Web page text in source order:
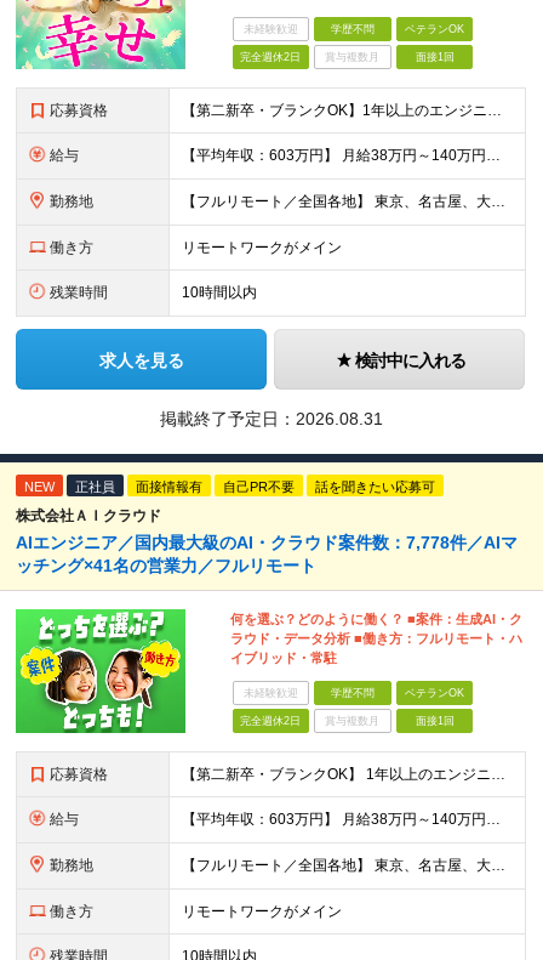
未経験歓迎 学歴不問 ベテランOK
完全週休2日 賞与複数月 面接1回
応募資格 【第二新卒・ブランクOK】1年以上のエンジニア経験がある方(開発・インフラ・工程・言語一切不問） 文理・学歴不問 【歓迎条件】 ◆AI・クラウド案件に参画したい方 ◆下流工程から上流工程へステップア
給与 【平均年収：603万円】 月給38万円～140万円＋諸手当（経験者） 【平均年収603万円】 ※案件の契約内容や昇給額などはすべて開示します。 ※経験や能力を考慮し決定します。 ※月給には固定残業
勤務地 【フルリモート／全国各地】 東京、名古屋、大阪、福岡を中心とした全国のプロジェクトにアサイン。 ※プロジェクトは完全選択制です。 ※フルリモート、ハイブリッド型、常駐案件から自由に選択可能です。 ※転
働き方 リモートワークがメイン
残業時間 10時間以内
求人を見る 検討中に入れる
掲載終了予定日： 2026.08.31
NEW 正社員 面接情報有 自己PR不要 話を聞きたい応募可
株式会社ＡＩクラウド
AIエンジニア／国内最大級のAI・クラウド案件数：7,778件／AIマ
ッチング×41名の営業力／フルリモート
何を選ぶ？どのように働く？ ■案件：生成AI・ク
ラウド・データ分析 ■働き方：フルリモート・ハ
イブリッド・常駐
未経験歓迎 学歴不問 ベテランOK
完全週休2日 賞与複数月 面接1回
応募資格 【第二新卒・ブランクOK】 1年以上のエンジニア経験がある方(開発・インフラ・工程・言語一切不問） 文理・学歴不問 【三上さんの事例】 転職前 AWS案件を希望していましたが、資格や評価軸が不明確で
給与 【平均年収：603万円】 月給38万円～140万円＋諸手当（経験者） 【平均年収603万円】 ※案件の契約内容や昇給額などはすべて開示します。 ※経験や能力を考慮し決定します。 ※月給には固定残業
勤務地 【フルリモート／全国各地】 東京、名古屋、大阪、福岡を中心とした全国のプロジェクトにアサイン。 ※プロジェクトは完全選択制です。 ※フルリモート、ハイブリッド型、常駐案件から自由に選択可能です。 ※転
働き方 リモートワークがメイン
残業時間 10時間以内